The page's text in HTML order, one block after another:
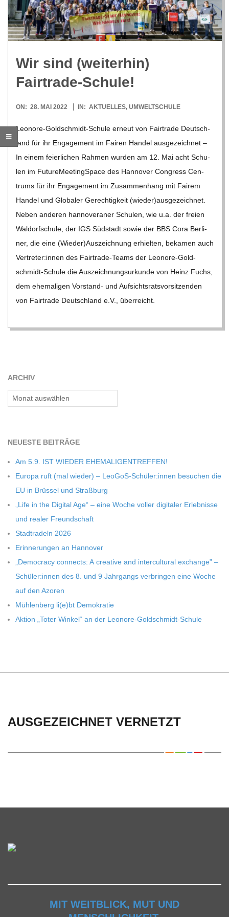
R
E
G
O
L
D
S
C
H
M
I
T
-
S
C
H
U
L
E
Wir sind (wei­ter­hin)
Fairtrade-Schule!
2022-
ON: 28. MAI 2022 IN: AKTUELLES, UMWELTSCHULE
Leo­­nore-Gol­d­­schmidt-Schule erneut von Fair­trade Deutsch­
land für ihr Enga­ge­ment im Fai­ren Han­del aus­ge­zeich­net –
In einem fei­er­li­chen Rah­men wur­den am 12. Mai acht Schu­
len im Future­Mee­ting­Space des Han­no­ver Con­gress Cen­
trums für ihr Enga­ge­ment im Zusam­men­hang mit Fai­rem
Han­del und Glo­ba­ler Gerech­tig­keit (wieder)ausgezeichnet.
Neben ande­ren han­no­ve­ra­ner Schu­len, wie u.a. der freien
Wal­dorf­schule, der IGS Süd­stadt sowie der BBS Cora Ber­li­
ner, die eine (Wieder)Auszeichnung erhiel­ten, beka­men auch
Vertreter:innen des Fair­­trade-Teams der Leo­­nore-Gol­d­­
schmidt-Schule die Aus­zeich­nungs­ur­kunde von Heinz Fuchs,
dem ehe­ma­li­gen Vor­­­stand- und Auf­sichts­rats­vor­sit­zen­den
von Fair­trade Deutsch­land e.V., über­reicht.
ARCHIV
Archiv
NEU­ESTE BEITRÄGE
Am 5.9. IST WIEDER EHEMALIGENTREFFEN!
Europa ruft (mal wie­der) – LeoGoS-Schüler:innen besu­chen die
EU in Brüs­sel und Straßburg
„Life in the Digi­tal Age“ – eine Woche vol­ler digi­ta­ler Erleb­nisse
und rea­ler Freundschaft
Stadt­ra­deln 2026
Erin­ne­run­gen an Hannover
„Demo­cracy con­nects: A crea­tive and inter­cul­tu­ral exch­ange” –
Schüler:innen des 8. und 9 Jahr­gangs ver­brin­gen eine Woche
auf den Azoren
Müh­len­berg li(e)bt Demokratie
Aktion „Toter Win­kel“ an der Leonore-Goldschmidt-Schule
AUSGEZEICHNET VERNETZT
MIT WEITBLICK, MUT UND